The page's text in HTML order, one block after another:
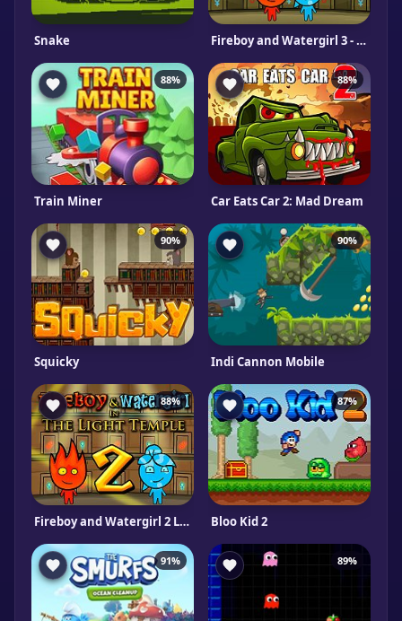
Snake Fireboy and Watergirl 3 - In The Forest Temple Game
88%
Train Miner
88%
Car Eats Car 2: Mad Dream
90%
Squicky
90%
Indi Cannon Mobile
88%
Fireboy and Watergirl 2 Light Temple
87%
Bloo Kid 2
91% 89%